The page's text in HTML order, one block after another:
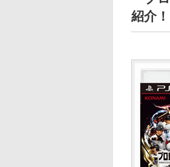
紹介！